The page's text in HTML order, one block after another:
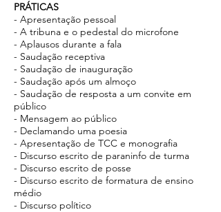
PRÁTICAS
- Apresentação pessoal
- A tribuna e o pedestal do microfone
- Aplausos durante a fala
- Saudação receptiva
- Saudação de inauguração
- Saudação após um almoço
- Saudação de resposta a um convite em
público
- Mensagem ao público
- Declamando uma poesia
- Apresentação de TCC e monografia
- Discurso escrito de paraninfo de turma
- Discurso escrito de posse
- Discurso escrito de formatura de ensino
médio
- Discurso político